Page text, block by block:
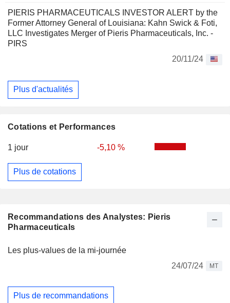
Recommandations des Analystes: Pieris
Pharmaceuticals
Les plus-values de la mi-journée
24/07/24
MT
Plus de recommandations
PIERIS PHARMACEUTICALS INVESTOR ALERT by the
Former Attorney General of Louisiana: Kahn Swick & Foti,
LLC Investigates Merger of Pieris Pharmaceuticals, Inc. -
PIRS
20/11/24
Plus d'actualités
Cotations et Performances
1 jour -5,10 %
Plus de cotations